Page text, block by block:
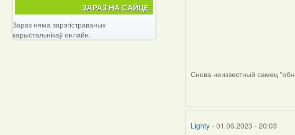
Снова неизвестный самец
Lighty - 01.06.2023 - 20:03
ЗАРАЗ НА САЙЦЕ
Зараз няма зарэгістраваных
карыстальнікаў онлайн.